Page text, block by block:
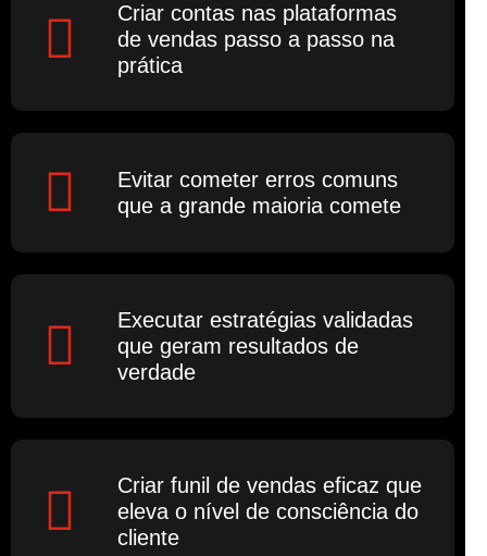
Criar contas nas plataformas
de vendas passo a passo na
prática
Evitar cometer erros comuns
que a grande maioria comete
Executar estratégias validadas
que geram resultados de
verdade
Criar funil de vendas eficaz que
eleva o nível de consciência do
cliente